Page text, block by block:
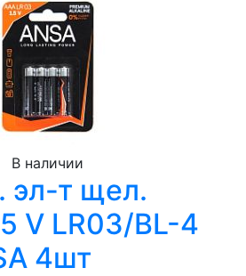
В наличии
эл-т щел.
V LR03/BL-4
4шт